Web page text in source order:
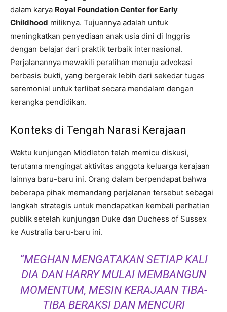
dalam karya Royal Foundation Center for Early
Childhood miliknya. Tujuannya adalah untuk
meningkatkan penyediaan anak usia dini di Inggris
dengan belajar dari praktik terbaik internasional.
Perjalanannya mewakili peralihan menuju advokasi
berbasis bukti, yang bergerak lebih dari sekedar tugas
seremonial untuk terlibat secara mendalam dengan
kerangka pendidikan.
Konteks di Tengah Narasi Kerajaan
Waktu kunjungan Middleton telah memicu diskusi,
terutama mengingat aktivitas anggota keluarga kerajaan
lainnya baru-baru ini. Orang dalam berpendapat bahwa
beberapa pihak memandang perjalanan tersebut sebagai
langkah strategis untuk mendapatkan kembali perhatian
publik setelah kunjungan Duke dan Duchess of Sussex
ke Australia baru-baru ini.
“MEGHAN MENGATAKAN SETIAP KALI
DIA DAN HARRY MULAI MEMBANGUN
MOMENTUM, MESIN KERAJAAN TIBA-
TIBA BERAKSI DAN MENCURI